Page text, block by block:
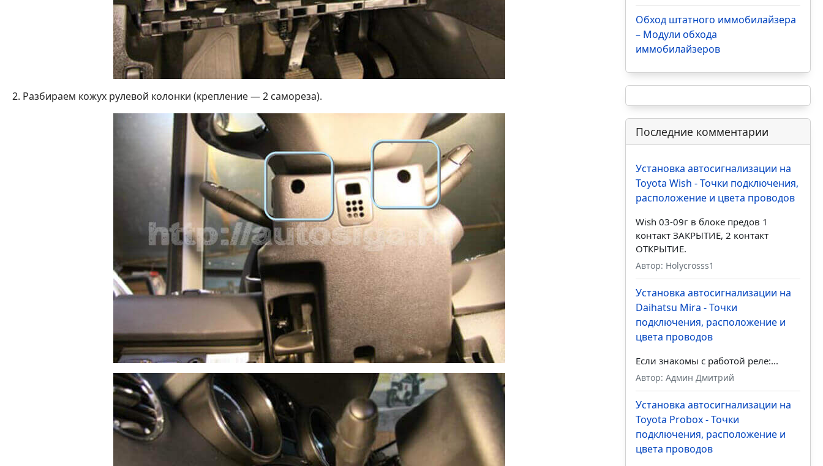
2. Разбираем кожух рулевой колонки (крепление — 2 самореза).
Обход штатного иммобилайзера
– Модули обхода
иммобилайзеров
Последние комментарии
Установка автосигнализации на
Toyota Wish - Точки подключения,
расположение и цвета проводов
Wish 03-09г в блоке предов 1
контакт ЗАКРЫТИЕ, 2 контакт
ОТКРЫТИЕ.
Автор: Holycrosss1
Установка автосигнализации на
Daihatsu Mira - Точки
подключения, расположение и
цвета проводов
Если знакомы с работой реле:...
Автор: Админ Дмитрий
Установка автосигнализации на
Toyota Probox - Точки
подключения, расположение и
цвета проводов